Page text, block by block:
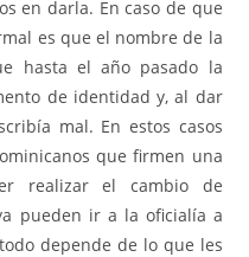
en darla. En caso de que
es que el nombre de la
hasta el año pasado la
de identidad y, al dar
mal. En estos casos
que firmen una
realizar el cambio de
pueden ir a la oficialía a
depende de lo que les